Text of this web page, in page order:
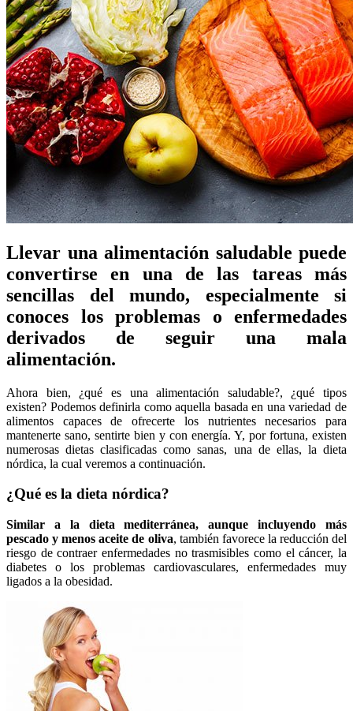
Llevar una alimentación saludable puede
convertirse en una de las tareas más
sencillas del mundo, especialmente si
conoces los problemas o enfermedades
derivados de seguir una mala
alimentación.
Ahora bien, ¿qué es una alimentación saludable?, ¿qué tipos
existen? Podemos definirla como aquella basada en una variedad de
alimentos capaces de ofrecerte los nutrientes necesarios para
mantenerte sano, sentirte bien y con energía. Y, por fortuna, existen
numerosas dietas clasificadas como sanas, una de ellas, la dieta
nórdica, la cual veremos a continuación.
¿Qué es la dieta nórdica?
Similar a la dieta mediterránea, aunque incluyendo más
pescado y menos aceite de oliva, también favorece la reducción del
riesgo de contraer enfermedades no trasmisibles como el cáncer, la
diabetes o los problemas cardiovasculares, enfermedades muy
ligados a la obesidad.